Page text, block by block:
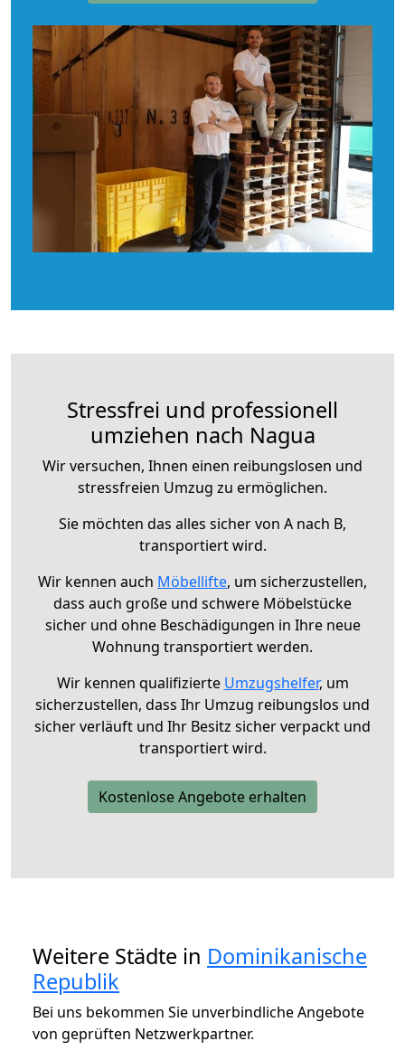
Stressfrei und professionell
umziehen nach Nagua
Wir versuchen, Ihnen einen reibungslosen und
stressfreien Umzug zu ermöglichen.
Sie möchten das alles sicher von A nach B,
transportiert wird.
Wir kennen auch Möbellifte, um sicherzustellen,
dass auch große und schwere Möbelstücke
sicher und ohne Beschädigungen in Ihre neue
Wohnung transportiert werden.
Wir kennen qualifizierte Umzugshelfer, um
sicherzustellen, dass Ihr Umzug reibungslos und
sicher verläuft und Ihr Besitz sicher verpackt und
transportiert wird.
Kostenlose Angebote erhalten
Weitere Städte in Dominikanische
Republik
Bei uns bekommen Sie unverbindliche Angebote
von geprüften Netzwerkpartner.